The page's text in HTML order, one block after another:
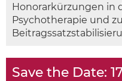
Honorarkürzungen in
Psychotherapie und